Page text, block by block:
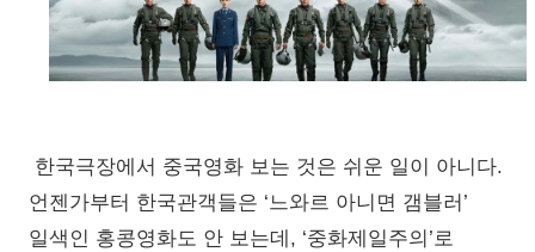
한국극장에서 중국영화 보는 것은 쉬운 일이 아니다.
언젠가부터 한국관객들은 ‘느와르 아니면 갬블러’
일색인 홍콩영화도 안 보는데, ‘중화제일주의’로